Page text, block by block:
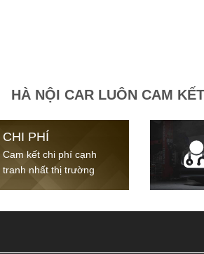
HÀ NỘI CAR LUÔN CAM
CHI PHÍ
Cam kết chi phí cạnh
tranh nhất thị trường